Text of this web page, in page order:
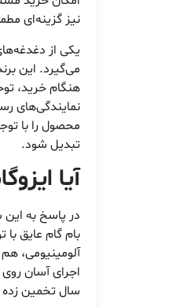
نیز گزینه‌ای
یکی از
می‌گیرد. این
هنگام خرید،
نمایندگی‌های
محصول را با
تبدیل شود.
آیا
در پاسخ به
بام گام عایق
آلومینیومی،
سال تخمین زده